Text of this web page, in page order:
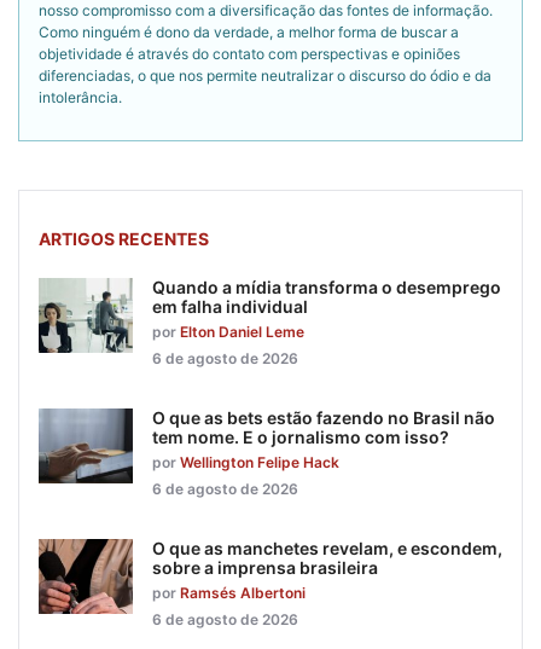
nosso compromisso com a diversificação das fontes de informação.
Como ninguém é dono da verdade, a melhor forma de buscar a
objetividade é através do contato com perspectivas e opiniões
diferenciadas, o que nos permite neutralizar o discurso do ódio e da
intolerância.
ARTIGOS RECENTES
Quando a mídia transforma o desemprego
em falha individual
por Elton Daniel Leme
6 de agosto de 2026
O que as bets estão fazendo no Brasil não
tem nome. E o jornalismo com isso?
por Wellington Felipe Hack
6 de agosto de 2026
O que as manchetes revelam, e escondem,
sobre a imprensa brasileira
por Ramsés Albertoni
6 de agosto de 2026